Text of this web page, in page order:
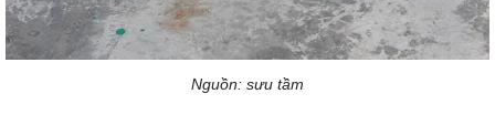
Nguồn: sưu tầm